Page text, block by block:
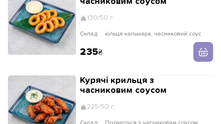
130/50 г
Склад: кільця кальмара, часниковий соус
235
Курячі крильця з
часниковим соусом
225/50 г